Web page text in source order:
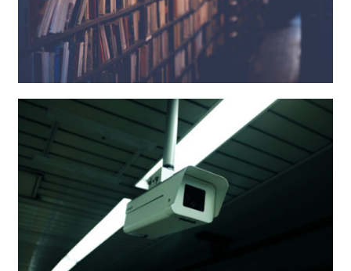
Adecuación LOPD completa
Avisos Legales, Política de Privacidad y de
Cookies